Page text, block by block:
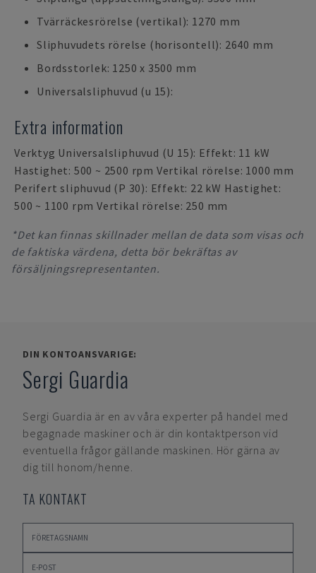
Tvärräckesrörelse (vertikal): 1270 mm
Sliphuvudets rörelse (horisontell): 2640 mm
Bordsstorlek: 1250 x 3500 mm
Universalsliphuvud (u 15):
Extra information
Verktyg Universalsliphuvud (U 15): Effekt: 11 kW
Hastighet: 500 ~ 2500 rpm Vertikal rörelse: 1000 mm
Perifert sliphuvud (P 30): Effekt: 22 kW Hastighet:
500 ~ 1100 rpm Vertikal rörelse: 250 mm
*Det kan finnas skillnader mellan de data som visas och
de faktiska värdena, detta bör bekräftas av
försäljningsrepresentanten.
DIN KONTOANSVARIGE:
Sergi Guardia
Sergi Guardia är en av våra experter på handel med
begagnade maskiner och är din kontaktperson vid
eventuella frågor gällande maskinen. Hör gärna av
dig till honom/henne.
TA KONTAKT